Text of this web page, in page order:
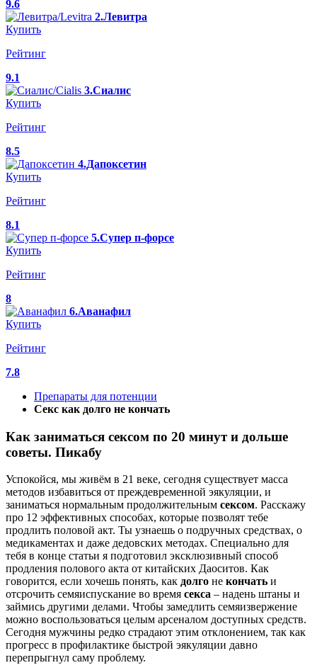
9.6
2.Левитра
Купить
Рейтинг
9.1
3.Сиалис
Купить
Рейтинг
8.5
4.Дапоксетин
Купить
Рейтинг
8.1
5.Супер п-форсе
Купить
Рейтинг
8
6.Аванафил
Купить
Рейтинг
7.8
Препараты для потенции
Секс как долго не кончать
Как заниматься сексом по 20 минут и дольше
советы. Пикабу
Успокойся, мы живём в 21 веке, сегодня существует масса
методов избавиться от преждевременной эякуляции, и
заниматься нормальным продолжительным сексом. Расскажу
про 12 эффективных способах, которые позволят тебе
продлить половой акт. Ты узнаешь о подручных средствах, о
медикаментах и даже дедовских методах. Специально для
тебя в конце статьи я подготовил эксклюзивный способ
продления полового акта от китайских Даоситов. Как
говорится, если хочешь понять, как долго не кончать и
отсрочить семяиспускание во время секса – надень штаны и
займись другими делами. Чтобы замедлить семяизвержение
можно воспользоваться целым арсеналом доступных средств.
Сегодня мужчины редко страдают этим отклонением, так как
прогресс в профилактике быстрой эякуляции давно
перепрыгнул саму проблему.